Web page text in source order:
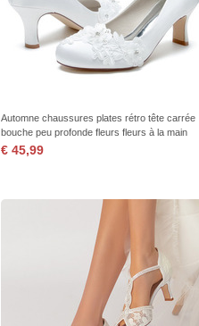
Automne chaussures plates rétro tête carrée
bouche peu profonde fleurs fleurs à la main
chaussures mode douce
€ 45,99